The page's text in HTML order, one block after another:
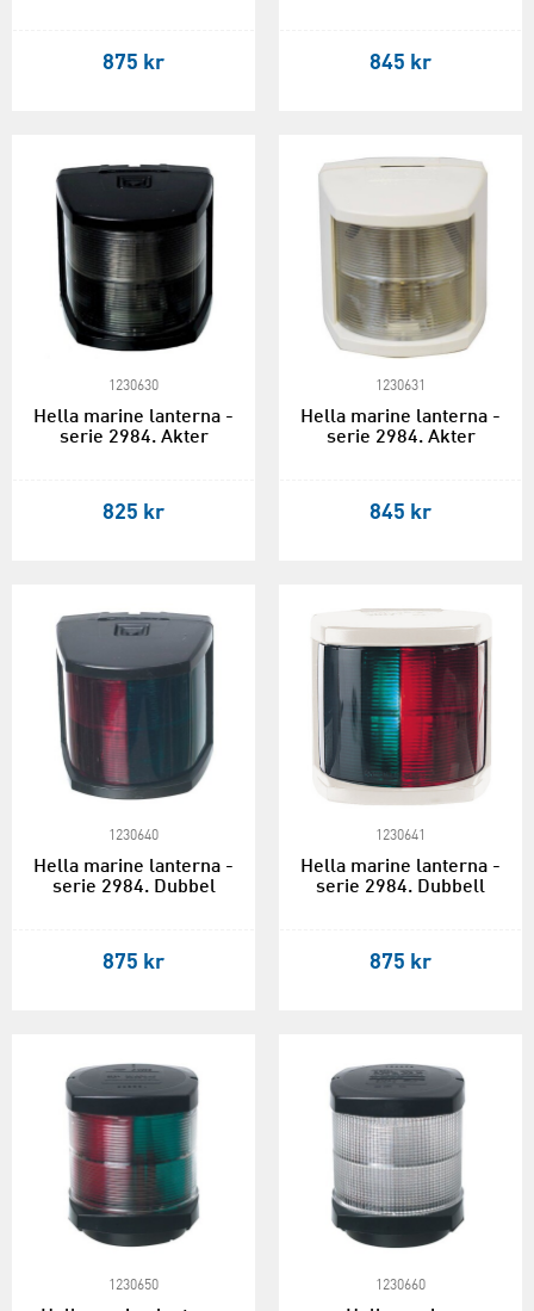
875 kr 845 kr
1230630
Hella marine lanterna -
serie 2984. Akter
825 kr
1230631
Hella marine lanterna -
serie 2984. Akter
845 kr
1230640
Hella marine lanterna -
serie 2984. Dubbel
875 kr
1230641
Hella marine lanterna -
serie 2984. Dubbell
875 kr
1230650 1230660